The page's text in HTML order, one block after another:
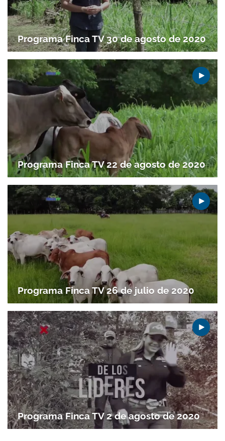
Gracias por suscribirte a nuestro boletín.
ACEPTAR
Programa Finca TV 30 de agosto de 2020
Programa Finca TV 22 de agosto de 2020
Programa Finca TV 26 de julio de 2020
Programa Finca TV 2 de agosto de 2020